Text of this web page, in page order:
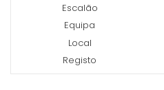
Escalão
Equipa
Local
Registo